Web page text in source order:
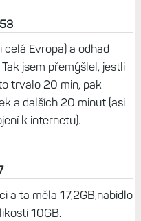
Evropa) a odhad
jsem přemýšlel, jestli
trvalo 20 min, pak
a dalších 20 minut (asi
k internetu).
a ta měla 17,2GB,nabídlo
10GB.